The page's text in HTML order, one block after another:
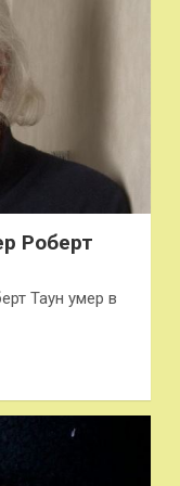
Роберт
Таун умер в